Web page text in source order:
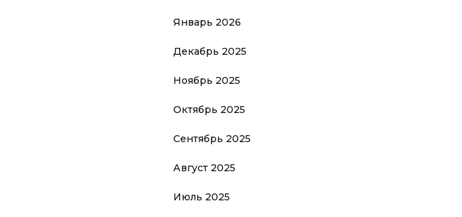
Январь 2026
Декабрь 2025
Ноябрь 2025
Октябрь 2025
Сентябрь 2025
Август 2025
Июль 2025